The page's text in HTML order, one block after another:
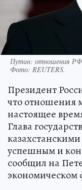
Путин: отношения РФ
Фото: REUTERS.
Президент
что отношения
настоящее
Глава
успешным и
сообщил на